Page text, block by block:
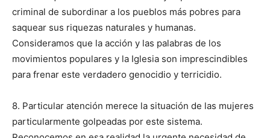
criminal de subordinar a los pueblos más pobres para
saquear sus riquezas naturales y humanas.
Consideramos que la acción y las palabras de los
movimientos populares y la Iglesia son imprescindibles
para frenar este verdadero genocidio y terricidio.
8. Particular atención merece la situación de las mujeres
particularmente golpeadas por este sistema.